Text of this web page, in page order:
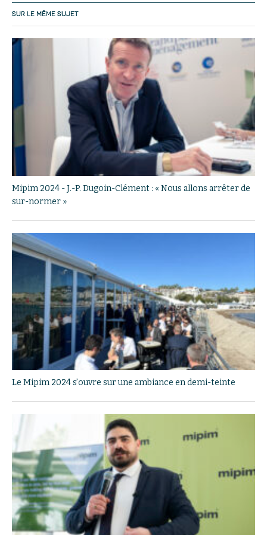
SUR LE MÊME SUJET
Mipim 2024 - J.-P. Dugoin-Clément : « Nous allons arrêter de
sur-normer »
Le Mipim 2024 s’ouvre sur une ambiance en demi-teinte